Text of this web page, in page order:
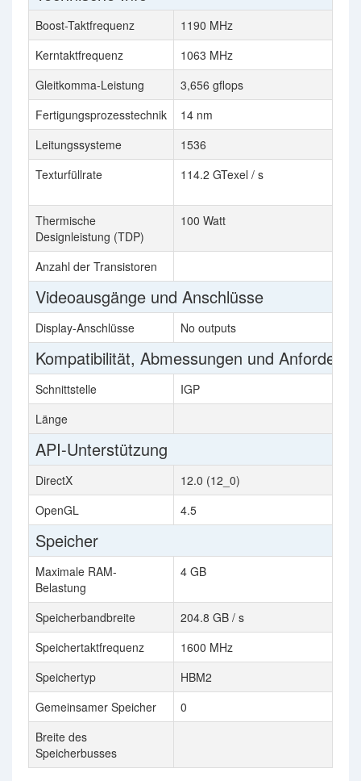
Boost-Taktfrequenz 1190 MHz
Kerntaktfrequenz
1063 MHz
Gleitkomma-Leistung
3,656 gflops
Fertigungsprozesstechnik
14 nm
Leitungssysteme
1536
Texturfüllrate
114.2 GTexel / s
Thermische
Designleistung (TDP)
100 Watt
Anzahl der Transistoren
Videoausgänge und Anschlüsse
Display-Anschlüsse No outputs
Kompatibilität, Abmessungen und
Schnittstelle IGP
Länge
API-Unterstützung
DirectX 12.0 (12_0)
OpenGL
4.5
Speicher
Maximale RAM-
Belastung
4 GB
Speicherbandbreite 204.8 GB / s
Speichertaktfrequenz
1600 MHz
Speichertyp
HBM2
Gemeinsamer Speicher
0
Breite des
Speicherbusses